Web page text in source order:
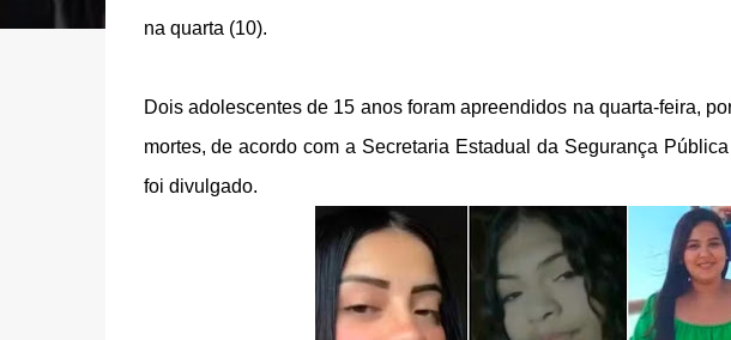
na quarta (10).
Dois adolescentes de 15 anos foram apreendidos na quarta-feira,
mortes, de acordo com a Secretaria Estadual da Segurança
foi divulgado.